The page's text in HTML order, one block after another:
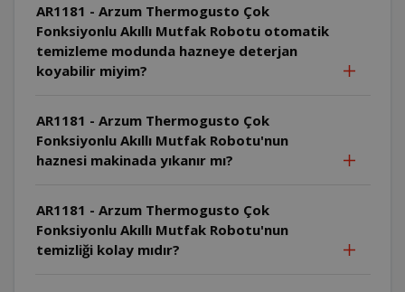
AR1181 - Arzum Thermogusto Çok
Fonksiyonlu Akıllı Mutfak Robotu otomatik
temizleme modunda hazneye deterjan
koyabilir miyim?
AR1181 - Arzum Thermogusto Çok
Fonksiyonlu Akıllı Mutfak Robotu'nun
haznesi makinada yıkanır mı?
AR1181 - Arzum Thermogusto Çok
Fonksiyonlu Akıllı Mutfak Robotu'nun
temizliği kolay mıdır?